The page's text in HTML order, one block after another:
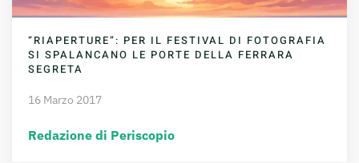
“RIAPERTURE”: PER IL FESTIVAL DI FOTOGRAFIA
SI SPALANCANO LE PORTE DELLA FERRARA
SEGRETA
16 Marzo 2017
Redazione di Periscopio